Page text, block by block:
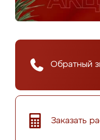
Обратный
Заказать